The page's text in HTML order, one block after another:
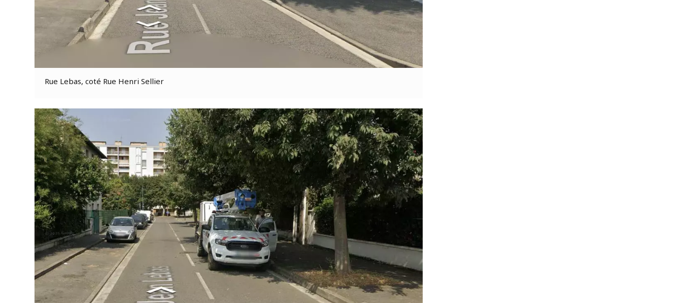
Rue Lebas, coté Rue Henri Sellier